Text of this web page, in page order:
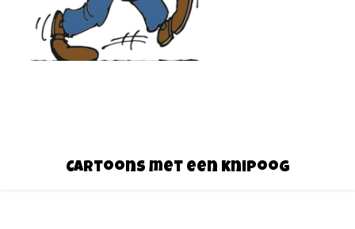
Cartoons met een knipoog